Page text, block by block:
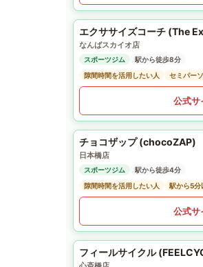
エクササイズコーチ (The
なんばスカイオ店
スポーツジム
駅から徒歩8分
隙間時間を活用したい人
セミパー
公式サ
チョコザップ (chocoZAP)
日本橋店
スポーツジム
駅から徒歩4分
隙間時間を活用したい人
駅から5分
公式サ
フィールサイクル